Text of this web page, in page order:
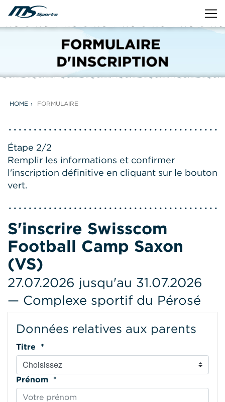
HOME FORMULAIRE
Étape 2/2
Remplir les informations et confirmer
l'inscription définitive en cliquant sur le bouton
vert.
S'inscrire Swisscom
Football Camp Saxon
(VS)
27.07.2026 jusqu'au 31.07.2026
— Complexe sportif du Pérosé
Données relatives aux parents
Titre *
Prénom *